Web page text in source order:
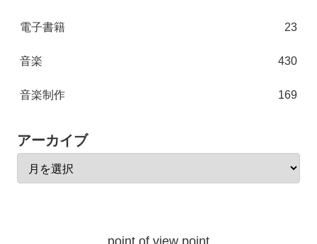
電子書籍 23
音楽 430
音楽制作 169
アーカイブ
point of view point